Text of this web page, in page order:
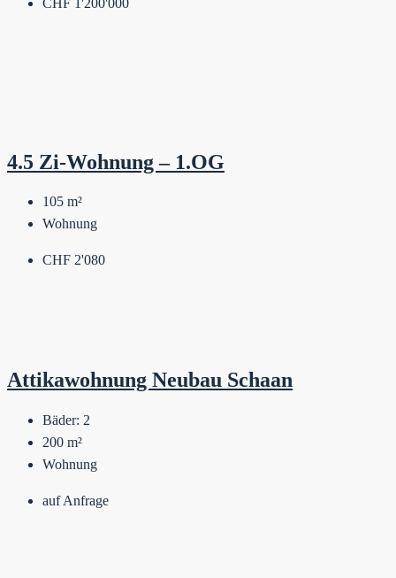
4.5 Zi-Wohnung – 1.OG
105 m²
Wohnung
CHF 2'080
Attikawohnung Neubau Schaan
Bäder: 2
200 m²
Wohnung
auf Anfrage